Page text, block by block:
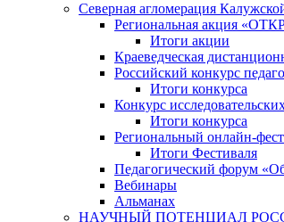
Северная агломерация
Региональная акция
Итоги акции
Краеведческая
Российский конкурс
Итоги конкурса
Конкурс
Итоги конкурса
Региональный онлайн-
Итоги Фестиваля
Педагогический форум
Вебинары
Альманах
НАУЧНЫЙ ПОТЕНЦИАЛ